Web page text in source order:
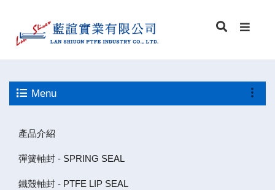
Menu
產品介紹
彈簧軸封 - SPRING SEAL
鐵殼軸封 - PTFE LIP SEAL